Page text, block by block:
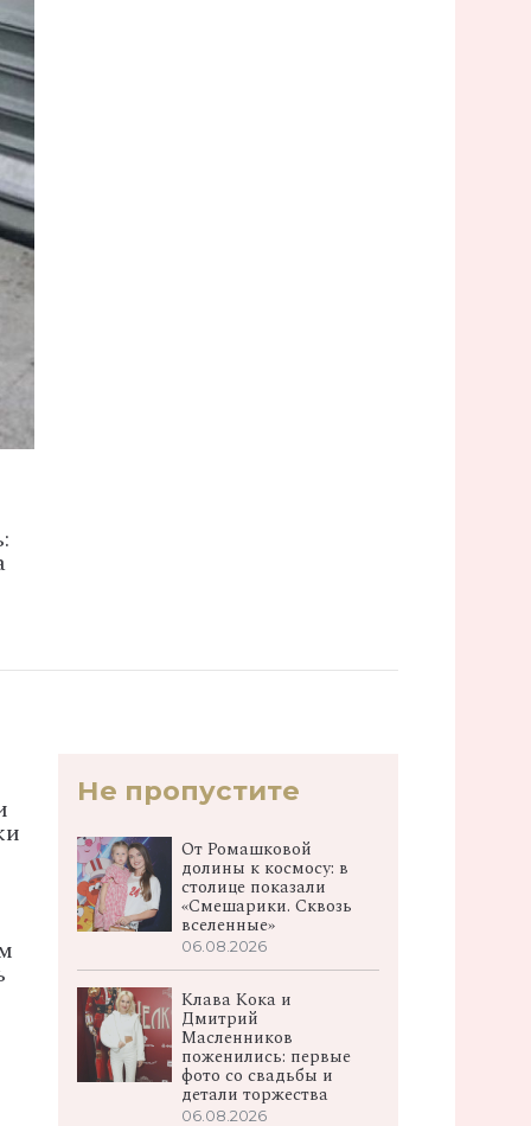
Не пропустите
От Ромашковой
долины к космосу: в
столице показали
«Смешарики. Сквозь
вселенные»
06.08.2026
Клава Кока и
Дмитрий
Масленников
поженились: первые
фото со свадьбы и
детали торжества
06.08.2026